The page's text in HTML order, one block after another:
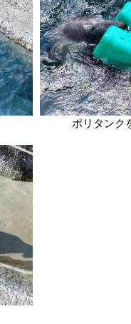
ポリタンク